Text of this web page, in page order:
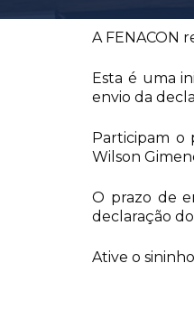
A FENACON
Esta é uma
envio da
Participam o
Wilson
O prazo de
declaração
Ative o